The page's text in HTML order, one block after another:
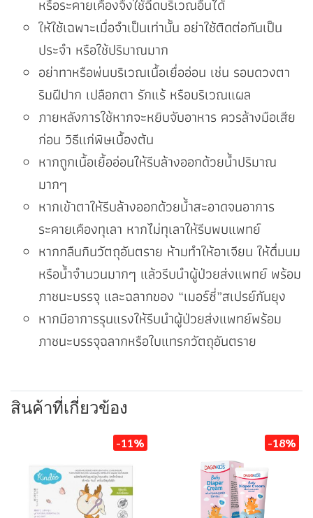
หรือระคายเคืองจึงใช้ฉีดบริเวณอื่นได้
ให้ใช้เฉพาะเมื่อจำเป็นเท่านั้น อย่าใช้ติดต่อกันเป็น
ประจำ หรือใช้ปริมาณมาก
อย่าทาหรือพ่นบริเวณเนื้อเยื่ออ่อน เช่น รอบดวงตา
ริมฝีปาก เปลือกตา รักแร้ หรือบริเวณแผล
ภายหลังการใช้หากจะหยิบจับอาหาร ควรล้างมือเสีย
ก่อน วิธีแก่พิษเบื้องต้น
หากถูกเนื้อเยื้ออ่อนให้รีบล้างออกด้วยน้ำปริมาณ
มากๆ
หากเข้าตาให้รีบล้างออกด้วยน้ำสะอาดจนอาการ
ระคายเคืองทุเลา หากไม่ทุเลาให้รีบพบแพทย์
หากกลืนกินวัตถุอันตราย ห้ามทำให้อาเจียน ให้ดื่มนม
หรือน้ำจำนวนมากๆ แล้วรีบนำผู้ป่วยส่งแพทย์ พร้อม
ภาชนะบรรจุ และฉลากของ “เมอร์ซี่”สเปรย์กันยุง
หากมีอาการรุนแรงให้รีบนำผู้ป่วยส่งแพทย์พร้อม
ภาชนะบรรจุฉลากหรือใบแทรกวัตถุอันตราย
สินค้าที่เกี่ยวข้อง
-11% -18%